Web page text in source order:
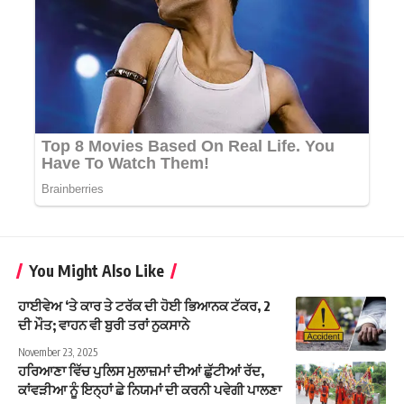
You Might Also Like
ਹਾਈਵੇਅ ‘ਤੇ ਕਾਰ ਤੇ ਟਰੱਕ ਦੀ ਹੋਈ ਭਿਆਨਕ ਟੱਕਰ, 2
ਦੀ ਮੌਤ; ਵਾਹਨ ਵੀ ਬੁਰੀ ਤਰਾਂ ਨੁਕਸਾਨੇ
November 23, 2025
ਹਰਿਆਣਾ ਵਿੱਚ ਪੁਲਿਸ ਮੁਲਾਜ਼ਮਾਂ ਦੀਆਂ ਛੁੱਟੀਆਂ ਰੱਦ,
ਕਾਂਵੜੀਆ ਨੂੰ ਇਨ੍ਹਾਂ ਛੇ ਨਿਯਮਾਂ ਦੀ ਕਰਨੀ ਪਵੇਗੀ ਪਾਲਣਾ